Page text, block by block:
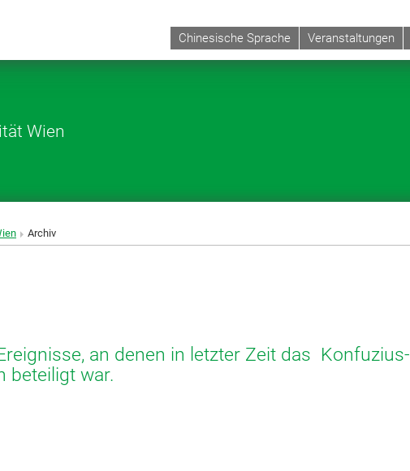
Chinesische Sprache
Veranstaltungen
Wien
Archiv
an denen in letzter Zeit das Konfuzius-
beteiligt war.